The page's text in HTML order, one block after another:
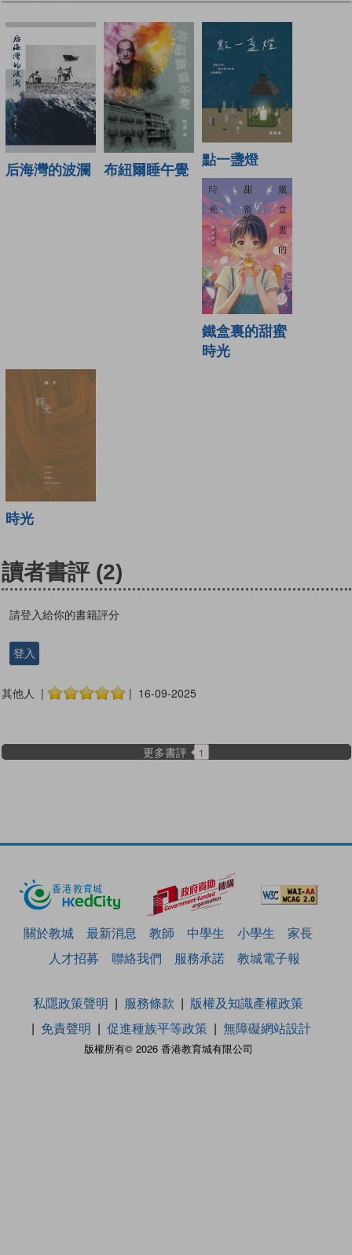
后海灣的波瀾 布紐爾睡午覺
點一盞燈
鐵盒裏的甜蜜
時光
時光
讀者書評 (2)
請登入給你的書籍評分
登入
其他人 | | 16-09-2025
更多書評 1
關於教城 最新消息 教師 中學生 小學生
家長
人才招募
聯絡我們 服務承諾 教城電子報
版權所有© 2026 香港教育城有限公司
私隱政策聲明 服務條款
版權及知識產權政策
免責聲明
促進種族平等政策 無障礙網站設計